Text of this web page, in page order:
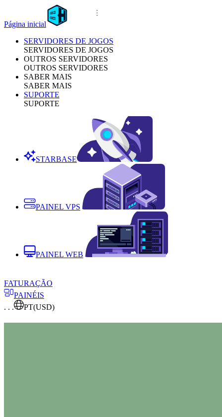
Página inicial
SERVIDORES DE JOGOS
SERVIDORES DE JOGOS
OUTROS SERVIDORES
OUTROS SERVIDORES
SABER MAIS
SABER MAIS
SUPORTE
SUPORTE
STARBASE
PAINEL VPS
PAINEL WEB
FATURAÇÃO
PAINÉIS
. . .
PT(USD)